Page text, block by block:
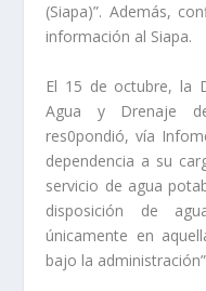
(Siapa)”. Además,
información al Siapa.
El 15 de octubre, la
Agua y Drenaje
res0pondió, vía
dependencia a su
servicio de agua
disposición de
únicamente en
bajo la